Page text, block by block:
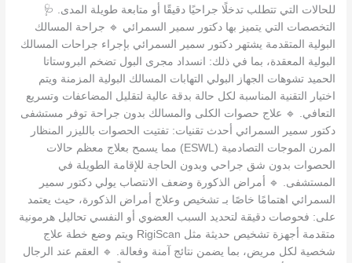
للحالات التي تتطلب تدخلًا جراحيًا دقيقًا أو متابعة طويلة المدى. 🩺
التخصصات التي يتميز بها دكتور سمير السمرائي 🔹 جراحة المسالك
البولية المتقدمة يشتهر دكتور سمير السمرائي بإجراء جراحات المسالك
البولية المعقدة، بما في ذلك: انسداد مجرى البول تضخم البروستاتا
الحميد تشوهات الجهاز البولي التهابات المسالك البولية المزمنة ويتم
اختيار التقنية المناسبة لكل حالة بدقة عالية لتقليل المضاعفات وتسريع
التعافي. 🔹 علاج حصوات الكلى والمسالك بدون جراحة توفر مستشفى
دكتور سمير السمرائي أحدث تقنيات: تفتيت الحصوات بالليزر المنظار
المرن الموجات التصادمية (ESWL) مما يسمح بعلاج معظم حالات
الحصوات بدون شق جراحي وبدون الحاجة للإقامة الطويلة في
المستشفى. 🔹 أمراض الذكورة وضعف الانتصاب يولي دكتور سمير
السمرائي اهتمامًا خاصًا بـ تشخيص وعلاج أمراض الذكورة، حيث يعتمد
على: فحوصات دقيقة لتحديد السبب العضوي أو النفسي تحاليل هرمونية
متقدمة أجهزة تشخيص حديثة مثل RigiScan ويتم وضع خطة علاج
شخصية لكل مريض، بما يضمن نتائج آمنة وفعالة. 🔹 العقم عند الرجال